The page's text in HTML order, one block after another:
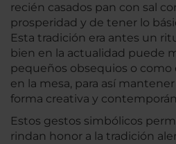
recién casados pan con sal
prosperidad y de tener lo
Esta tradición era antes un
bien en la actualidad puede
pequeños obsequios o
en la mesa, para así
forma creativa y
Estos gestos simbólicos
rindan honor a la tradición